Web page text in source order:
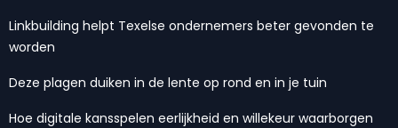
Linkbuilding helpt Texelse ondernemers beter gevonden te
worden
Deze plagen duiken in de lente op rond en in je tuin
Hoe digitale kansspelen eerlijkheid en willekeur waarborgen